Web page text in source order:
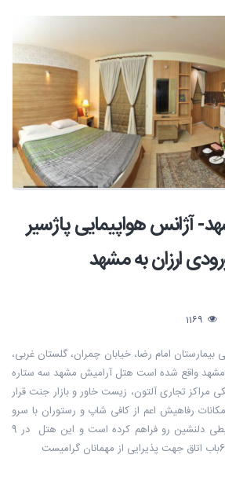
آژانس هواپیمایی پاژسیر
ارزان به مشهد
امام رضا، خیابان چمران، گلستان غربی،
مشهد واقع شده است هتل آرامیش مشهد سه ستاره
1390 در نزدیکی مراکز تجاری آلتون، زيست خاور و بازار جنت قرار
رفاهیش اعم از کافی شاپ و رستوران با سرو
غذاهای ایرانی و فرنگی محیطی دلنشین رو فراهم کرده است و این هتل در 9